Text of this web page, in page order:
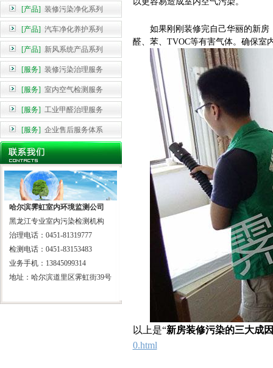
[产品] 装修污染净化系列
[产品] 汽车净化养护系列
[产品] 新风系统产品系列
[服务] 装修污染治理服务
[服务] 室内空气检测服务
[服务] 工业甲醛治理服务
[服务] 企业售后服务体系
哈尔滨霁虹室内环境监测公司
黑龙江专业室内污染检测机构
治理电话：0451-81319777
检测电话：0451-83153483
业务手机：13845099314
地址：哈尔滨道里区霁虹街39号
如果刚刚装修完自己华丽的新
醛、苯、TVOC等有害气体。确保室
以上是“新房装修污染的三大成
0.html